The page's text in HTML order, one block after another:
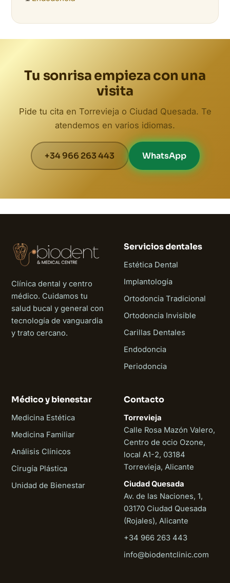
Tu sonrisa empieza con una
visita
Pide tu cita en Torrevieja o Ciudad Quesada. Te
atendemos en varios idiomas.
+34 966 263 443 WhatsApp
Clínica dental y centro
médico. Cuidamos tu
salud bucal y general con
tecnología de vanguardia
y trato cercano.
Servicios dentales
Estética Dental
Implantología
Ortodoncia Tradicional
Ortodoncia Invisible
Carillas Dentales
Endodoncia
Periodoncia
Médico y bienestar
Medicina Estética
Medicina Familiar
Análisis Clínicos
Cirugía Plástica
Unidad de Bienestar
Contacto
Torrevieja
Calle Rosa Mazón Valero,
Centro de ocio Ozone,
local A1-2, 03184
Torrevieja, Alicante
Ciudad Quesada
Av. de las Naciones, 1,
03170 Ciudad Quesada
(Rojales), Alicante
+34 966 263 443
info@biodentclinic.com